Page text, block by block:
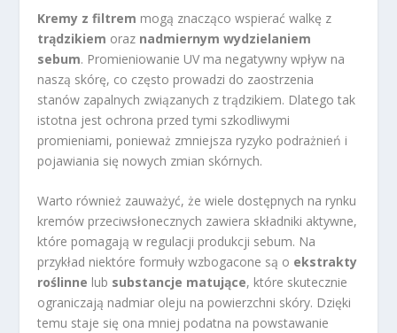
Kremy z filtrem mogą znacząco wspierać walkę z
trądzikiem oraz nadmiernym wydzielaniem
sebum. Promieniowanie UV ma negatywny wpływ na
naszą skórę, co często prowadzi do zaostrzenia
stanów zapalnych związanych z trądzikiem. Dlatego tak
istotna jest ochrona przed tymi szkodliwymi
promieniami, ponieważ zmniejsza ryzyko podrażnień i
pojawiania się nowych zmian skórnych.
Warto również zauważyć, że wiele dostępnych na rynku
kremów przeciwsłonecznych zawiera składniki aktywne,
które pomagają w regulacji produkcji sebum. Na
przykład niektóre formuły wzbogacone są o ekstrakty
roślinne lub substancje matujące, które skutecznie
ograniczają nadmiar oleju na powierzchni skóry. Dzięki
temu staje się ona mniej podatna na powstawanie